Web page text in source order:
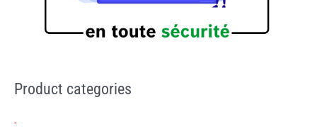
Product categories
-